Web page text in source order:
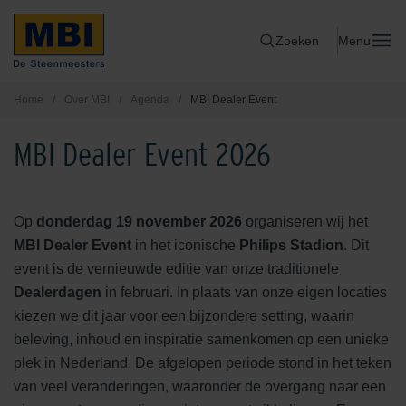
Zoeken Menu
Home / Over MBI / Agenda / MBI Dealer Event
MBI Dealer Event 2026
Op donderdag 19 november 2026 organiseren wij het
MBI Dealer Event in het iconische Philips Stadion. Dit
event is de vernieuwde editie van onze traditionele
Dealerdagen in februari. In plaats van onze eigen locaties
kiezen we dit jaar voor een bijzondere setting, waarin
beleving, inhoud en inspiratie samenkomen op een unieke
plek in Nederland. De afgelopen periode stond in het teken
van veel veranderingen, waaronder de overgang naar een